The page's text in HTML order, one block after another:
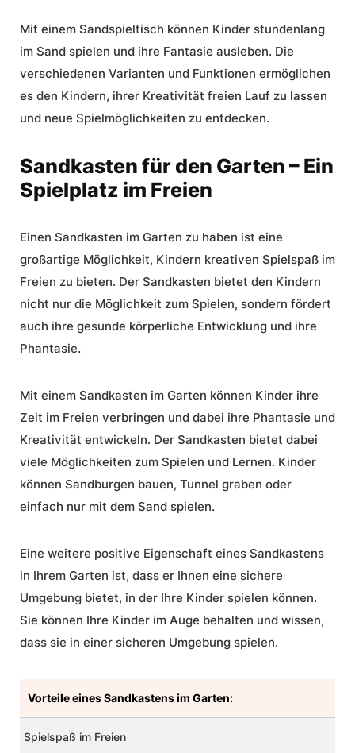
Mit einem Sandspieltisch können Kinder stundenlang
im Sand spielen und ihre Fantasie ausleben. Die
verschiedenen Varianten und Funktionen ermöglichen
es den Kindern, ihrer Kreativität freien Lauf zu lassen
und neue Spielmöglichkeiten zu entdecken.
Sandkasten für den Garten – Ein
Spielplatz im Freien
Einen Sandkasten im Garten zu haben ist eine
großartige Möglichkeit, Kindern kreativen Spielspaß im
Freien zu bieten. Der Sandkasten bietet den Kindern
nicht nur die Möglichkeit zum Spielen, sondern fördert
auch ihre gesunde körperliche Entwicklung und ihre
Phantasie.
Mit einem Sandkasten im Garten können Kinder ihre
Zeit im Freien verbringen und dabei ihre Phantasie und
Kreativität entwickeln. Der Sandkasten bietet dabei
viele Möglichkeiten zum Spielen und Lernen. Kinder
können Sandburgen bauen, Tunnel graben oder
einfach nur mit dem Sand spielen.
Eine weitere positive Eigenschaft eines Sandkastens
in Ihrem Garten ist, dass er Ihnen eine sichere
Umgebung bietet, in der Ihre Kinder spielen können.
Sie können Ihre Kinder im Auge behalten und wissen,
dass sie in einer sicheren Umgebung spielen.
Vorteile eines Sandkastens im Garten:
Spielspaß im Freien